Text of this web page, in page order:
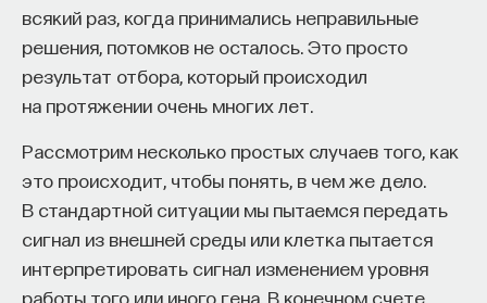
всякий раз, когда принимались неправильные
решения, потомков не осталось. Это просто
результат отбора, который происходил
на протяжении очень многих лет.
Рассмотрим несколько простых случаев того, как
это происходит, чтобы понять, в чем же дело.
В стандартной ситуации мы пытаемся передать
сигнал из внешней среды или клетка пытается
интерпретировать сигнал изменением уровня
работы того или иного гена. В конечном счете
КУРС
Химия между нейронами:
вещества, которые управляют
некоторое количество меланина — темного
пигмента. Аксоны этих клеток идут вверх,
в большие полушария, и в основном они
заканчиваются в базальных ганглиях. Данный блок
двигательной активности: от того, насколько
много дофамина выделяет черная субстанция,
во многом зависит, насколько человек физически
активен, моторен, любит двигаться, охотно
двигается. Люди с активной черной субстанцией